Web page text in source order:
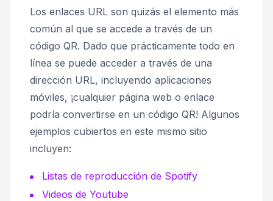
Los enlaces URL son quizás el elemento más
común al que se accede a través de un
código QR. Dado que prácticamente todo en
línea se puede acceder a través de una
dirección URL, incluyendo aplicaciones
móviles, ¡cualquier página web o enlace
podría convertirse en un código QR! Algunos
ejemplos cubiertos en este mismo sitio
incluyen:
Listas de reproducción de Spotify
Videos de Youtube